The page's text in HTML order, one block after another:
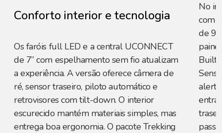
Conforto interior e tecnologia
Os faróis full LED e a central UCONNECT
de 7” com espelhamento sem fio atualizam
a experiência. A versão oferece câmera de
ré, sensor traseiro, piloto automático e
retrovisores com tilt-down. O interior
escurecido mantém materiais simples, mas
entrega boa ergonomia. O pacote Trekking
No
com
de
Built-
alerta